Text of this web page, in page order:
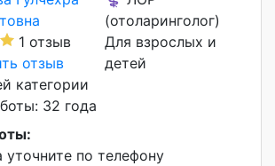
1 отзыв
отзыв
(отоларинголог)
Для взрослых и
детей
категории
32 года
по телефону